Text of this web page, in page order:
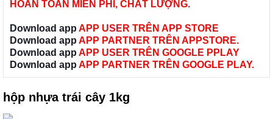
HOÀN TOÀN MIỄN PHÍ, CHẤT LƯỢNG.
Download app APP USER TRÊN APP STORE
Download app APP PARTNER TRÊN APPSTORE.
Download app APP USER TRÊN GOOGLE PPLAY
Download app APP PARTNER TRÊN GOOGLE PLAY.
hộp nhựa trái cây 1kg